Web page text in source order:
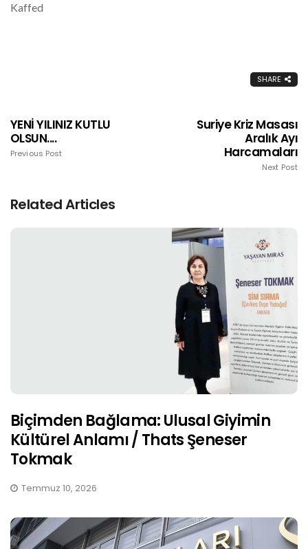
Kaffed
SHARE
YENİ YILINIZ KUTLU
OLSUN....
Previous Post
Suriye Kriz Masası
Aralık Ayı
Harcamaları
Next Post
Related Articles
Biçimden Bağlama: Ulusal Giyimin
Kültürel Anlamı / Thats Şeneser
Tokmak
Temmuz 10, 2026